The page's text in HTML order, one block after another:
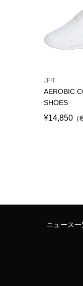
JFIT
AEROBIC
SHOES
¥14,850 （
ニュース一